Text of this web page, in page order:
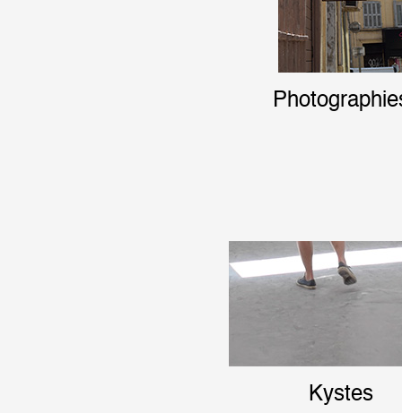
Production vidéo
Formation
1% œuvres
Réseau
Kystes